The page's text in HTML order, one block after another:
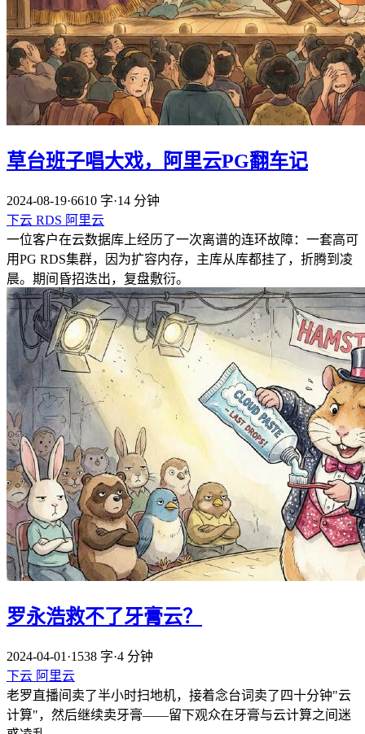
草台班子唱大戏，阿里云PG翻车记
2024-08-19·6610 字·14 分钟
下云 RDS 阿里云
一位客户在云数据库上经历了一次离谱的连环故障：一套高可
用PG RDS集群，因为扩容内存，主库从库都挂了，折腾到凌
晨。期间昏招迭出，复盘敷衍。
罗永浩救不了牙膏云？
2024-04-01 ·1538 字·4 分钟
下云 阿里云
老罗直播间卖了半小时扫地机，接着念台词卖了四十分钟"云
计算"，然后继续卖牙膏——留下观众在牙膏与云计算之间迷